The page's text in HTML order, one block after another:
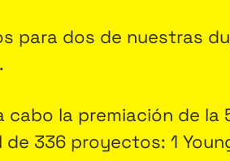
para dos de nuestras
la premiación de la
336 proyectos: 1